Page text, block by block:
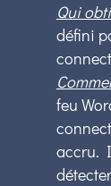
Qui
défini
feu
accru.